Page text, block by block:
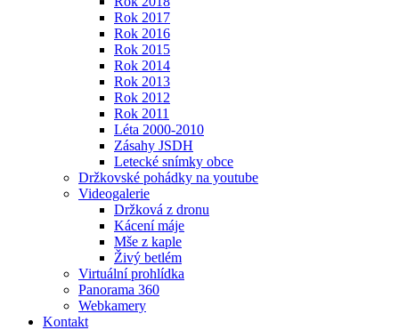
Rok 2017
Rok 2016
Rok 2015
Rok 2014
Rok 2013
Rok 2012
Rok 2011
Léta 2000-2010
Zásahy JSDH
Letecké snímky obce
Držkovské pohádky na youtube
Videogalerie
Držková z dronu
Kácení máje
Mše z kaple
Živý betlém
Virtuální prohlídka
Panorama 360
Webkamery
Kontakt